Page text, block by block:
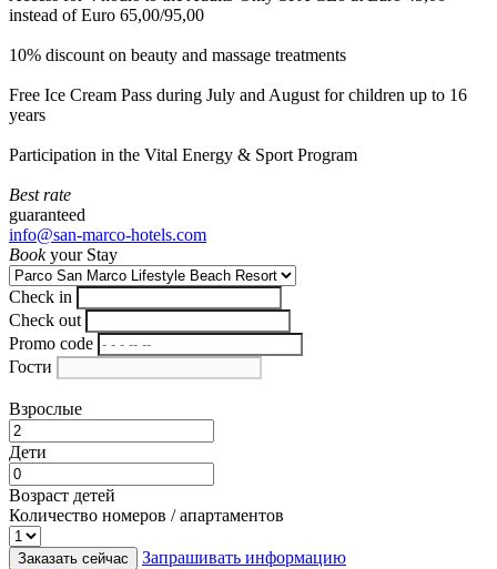
instead of Euro 65,00/95,00
10% discount on beauty and massage treatments
Free Ice Cream Pass during July and August for children up to 16
years
Participation in the Vital Energy & Sport Program
Best rate
guaranteed
info@san-marco-hotels.com
Bookyour Stay
Check in
Check out
Promo code
Гости
Взрослые
Дети
Возраст детей
Количество номеров / апартаментов
Заказать сейчас
Запрашивать информацию